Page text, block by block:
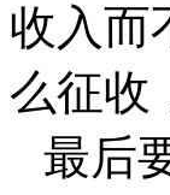
收入而
么征收
最后